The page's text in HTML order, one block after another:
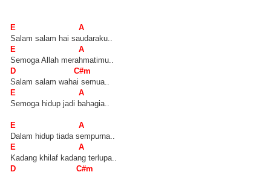
E A
Salam salam hai saudaraku..
E A
Semoga Allah merahmatimu..
D C#m
Salam salam wahai semua..
E A
Semoga hidup jadi bahagia..
E A
Dalam hidup tiada sempurna..
E A
Kadang khilaf kadang terlupa..
D C#m